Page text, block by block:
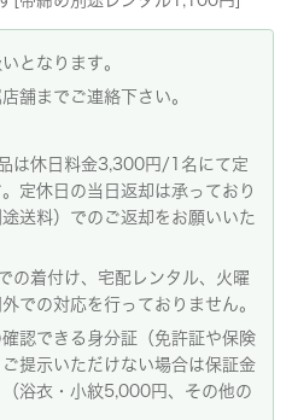
となります。
舗までご連絡下さい。
は休日料金3,300円/1名にて定
定休日の当日返却は承っており
送料）でのご返却をお願いいた
の着付け、宅配レンタル、火曜
での対応を行っておりません。
認できる身分証（免許証や保険
提示いただけない場合は保証金
浴衣・小紋5,000円、その他の